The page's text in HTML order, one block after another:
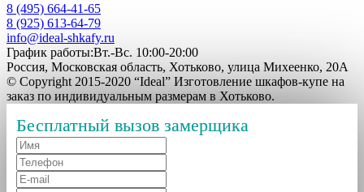
8 (495) 664-41-65
8 (925) 613-64-79
info@ideal-shkafy.ru
График работы:Вт.-Вс. 10:00-20:00
Россия, Московская область, Хотьково, улица Михеенко, 20А
© Copyright 2015-2020 “Ideal” Изготовление шкафов-купе на
заказ по индивидуальным размерам в Хотьково.
Бесплатный вызов замерщика